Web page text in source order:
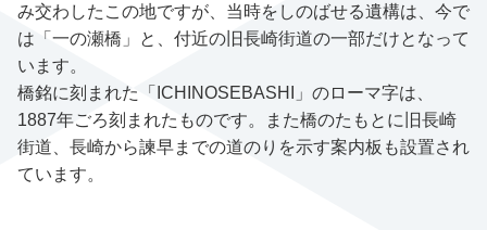
み交わしたこの地ですが、当時をしのばせる遺構は、今で
は「一の瀬橋」と、付近の旧長崎街道の一部だけとなって
います。
橋銘に刻まれた「ICHINOSEBASHI」のローマ字は、
1887年ごろ刻まれたものです。また橋のたもとに旧長崎
街道、長崎から諫早までの道のりを示す案内板も設置され
ています。